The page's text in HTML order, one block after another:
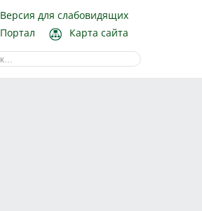
Версия для слабовидящих
Портал
Карта сайта